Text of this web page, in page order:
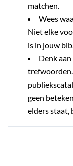
matchen.
Wees
Niet elke
is in jouw
Denk
geen
elders staat,